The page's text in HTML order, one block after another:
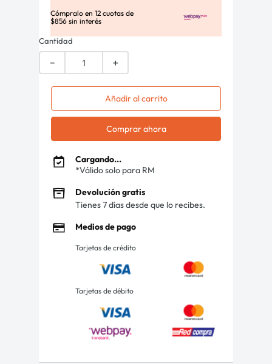
Cómpralo en 12 cuotas de
$856 sin interés
Cantidad
＋
－
Añadir al carrito
Comprar ahora
Cargando...
*Válido solo para RM
Devolución gratis
Tienes 7 días desde que lo recibes.
Medios de pago
Tarjetas de crédito
Tarjetas de débito